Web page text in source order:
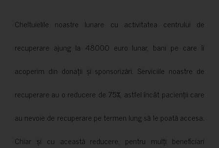
Cheltuielile noastre lunare cu activitatea centrului de
recuperare ajung la 48000 euro lunar, bani pe care îi
acoperim din donații și sponsorizări. Serviciile noastre de
recuperare au o reducere de 75%, astfel încât pacienții care
au nevoie de recuperare pe termen lung să le poată accesa.
Chiar și cu această reducere, pentru mulți beneficiari